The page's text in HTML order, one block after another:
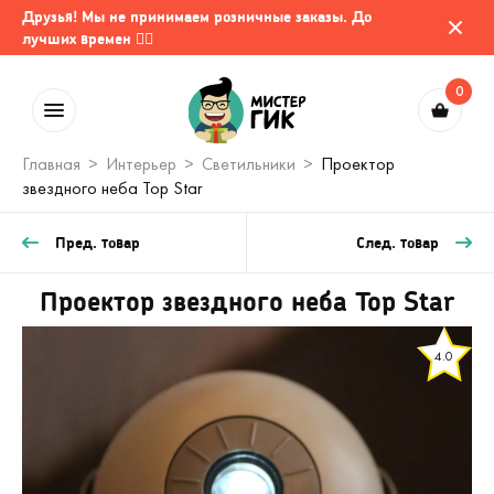
Друзья! Мы не принимаем розничные заказы. До
лучших времен 🤷‍♂️
0
Главная Интерьер Светильники
Проектор
звездного неба Top Star
Пред. товар След. товар
Проектор звездного неба Top Star
4.0